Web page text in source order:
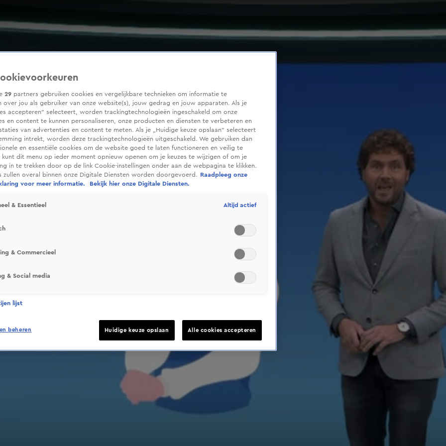
29 partners gebruiken cookies en vergelijkbare technieken om informatie te
over jou als gebruiker van onze website(s), jouw gedrag en jouw apparaten. Als je
accepteren” selecteert, worden trackingtechnologieën ingeschakeld om onze
en content te kunnen personaliseren, onze producten en diensten te verbeteren en
van advertenties en content te meten. Als je „Huidige keuze opslaan” selecteert
intrekt, worden deze trackingtechnologieën uitgeschakeld. We gebruiken dan
en essentiële cookies om de website goed te laten functioneren en veilig te
kunt dit menu op ieder moment opnieuw openen om je keuzes te wijzigen of om je
in te trekken door op de link Cookie-instellingen onder aan de webpagina te klikken.
zullen overal binnen onze Digitale Diensten worden doorgevoerd.
Raadpleeg onze
voor meer informatie.
Bekijk hier onze Digitale Diensten.
& Essentieel Altijd actief
& Commercieel
& Social media
lijst
beheren Huidige keuze opslaan Alle cookies accepteren